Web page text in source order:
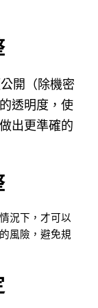
開（除機密
透明度，使
出更準確的
況下，才可以
風險，避免規